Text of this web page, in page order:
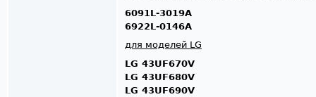
6091L-3019A
6922L-0146A
для моделей LG
LG 43UF670V
LG 43UF680V
LG 43UF690V